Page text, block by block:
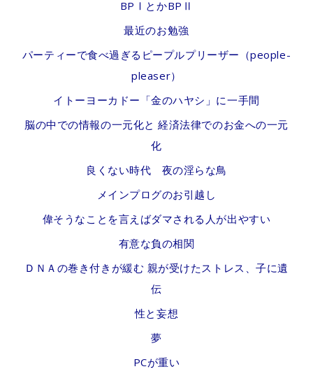
BPⅠとかBPⅡ
最近のお勉強
パーティーで食べ過ぎるピープルプリーザー（people-
pleaser）
イトーヨーカドー「金のハヤシ」に一手間
脳の中での情報の一元化と 経済法律でのお金への一元
化
良くない時代 夜の淫らな鳥
メインプログのお引越し
偉そうなことを言えばダマされる人が出やすい
有意な負の相関
ＤＮＡの巻き付きが緩む 親が受けたストレス、子に遺
伝
性と妄想
夢
PCが重い